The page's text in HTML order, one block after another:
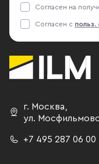
Согласен на
Согласен с
г. Москва
ул.
+7 495 287 06 00